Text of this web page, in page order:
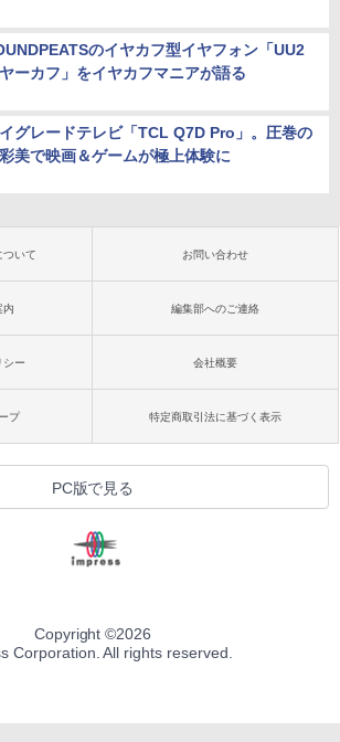
のイヤカフ型イヤフォン「UU2
ーカフ」をイヤカフマニアが語る
グレードテレビ「TCL Q7D Pro」。圧巻の
美で映画＆ゲームが極上体験に
ついて お問い合わせ
内 編集部へのご連絡
シー 会社概要
プ 特定商取引法に基づく表示
PC版で見る
Copyright ©2026
Corporation. All rights reserved.